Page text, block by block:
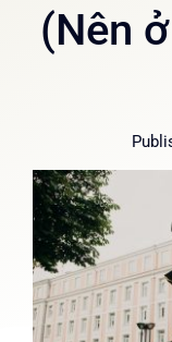
Về chúng tôi
Hướng dẫn
Về chúng tôi
Hướng dẫn
(Nên